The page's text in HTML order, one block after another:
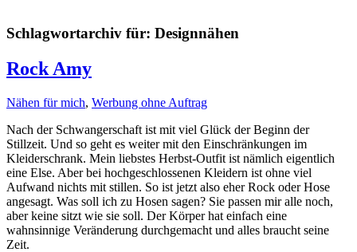
Schlagwortarchiv für: Designnähen
Rock Amy
Nähen für mich, Werbung ohne Auftrag
Nach der Schwangerschaft ist mit viel Glück der Beginn der
Stillzeit. Und so geht es weiter mit den Einschränkungen im
Kleiderschrank. Mein liebstes Herbst-Outfit ist nämlich eigentlich
eine Else. Aber bei hochgeschlossenen Kleidern ist ohne viel
Aufwand nichts mit stillen. So ist jetzt also eher Rock oder Hose
angesagt. Was soll ich zu Hosen sagen? Sie passen mir alle noch,
aber keine sitzt wie sie soll. Der Körper hat einfach eine
wahnsinnige Veränderung durchgemacht und alles braucht seine
Zeit.